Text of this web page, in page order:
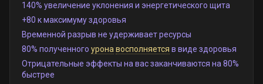
140% увеличение уклонения и энергетического щита
+80 к максимуму здоровья
Временной разрыв не удерживает ресурсы
80% полученного урона восполняется в виде здоровья
Отрицательные эффекты на вас заканчиваются на 80%
быстрее